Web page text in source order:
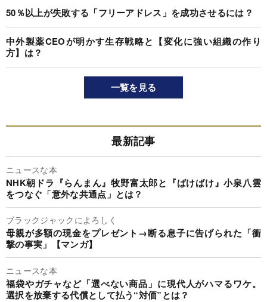
50％以上が失敗する「フリーアドレス」を成功させるには？
中外製薬CEOが明かす生存戦略と【変化に強い組織の作り
方】は？
一覧を見る
最新記事
ニュースな本
NHK朝ドラ『らんまん』牧野富太郎と『ばけばけ』小泉八雲
をつなぐ「意外な共通点」とは？
ブラックジャックによろしく
母親が多額の現金をプレゼント→断る息子に告げられた「衝
撃の事実」【マンガ】
ニュースな本
福袋やガチャなど「選べない商品」に現代人がハマるワケ。
選択を放棄する代償として払う“対価”とは？